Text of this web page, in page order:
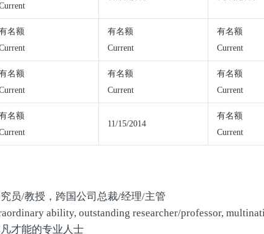
名额
有名额
Current
有名额
Current
名额
有名额
Current
有名额
Current
名额
11/15/2014
有名额
Current
员/教授，跨国公司总裁/经理/主管
ability, outstanding researcher/professor,
才能的专业人士